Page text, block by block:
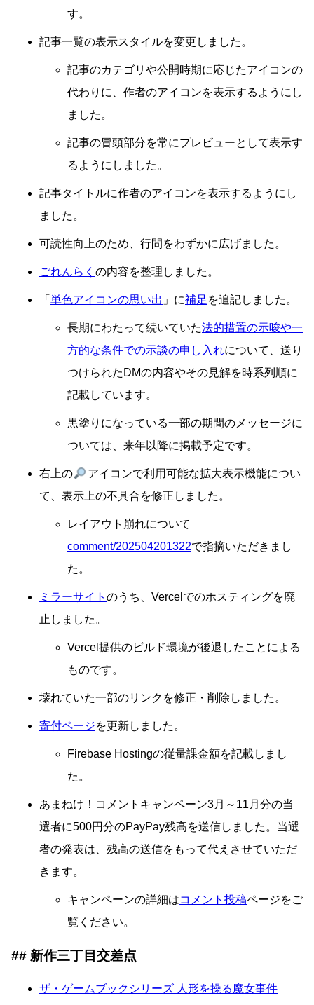
す。
記事一覧の表示スタイルを変更しました。
記事のカテゴリや公開時期に応じたアイコンの
代わりに、作者のアイコンを表示するようにし
ました。
記事の冒頭部分を常にプレビューとして表示す
るようにしました。
記事タイトルに作者のアイコンを表示するようにし
ました。
可読性向上のため、行間をわずかに広げました。
ごれんらく の内容を整理しました。
「 単色アイコンの思い出 」に補足 を追記しました。
長期にわたって続いていた法的措置の示唆や一
方的な条件での示談の申し入れについて、送り
つけられたDMの内容やその見解を時系列順に
記載しています。
黒塗りになっている一部の期間のメッセージに
ついては、来年以降に掲載予定です。
右上の
アイコンで利用可能な拡大表示機能につい
て、表示上の不具合を修正しました。
レイアウト崩れについて
comment/202504201322で指摘いただきまし
た。
ミラーサイト のうち、Vercelでのホスティングを廃
止しました。
Vercel提供のビルド環境が後退したことによる
ものです。
壊れていた一部のリンクを修正・削除しました。
寄付ページを更新しました。
Firebase Hostingの従量課金額を記載しまし
た。
あまねけ！コメントキャンペーン3月～11月分の当
選者に500円分のPayPay残高を送信しました。当選
者の発表は、残高の送信をもって代えさせていただ
きます。
キャンペーンの詳細はコメント投稿ページをご
覧ください。
新作三丁目交差点
ザ・ゲームブックシリーズ 人形を操る魔女事件